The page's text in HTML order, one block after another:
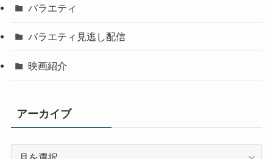
バラエティ
バラエティ見逃し配信
映画紹介
アーカイブ